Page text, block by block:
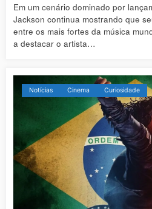
Em um cenário dominado por
Jackson continua mostrando que
entre os mais fortes da música
a destacar o artista…
Notícias Cinema Curiosidade